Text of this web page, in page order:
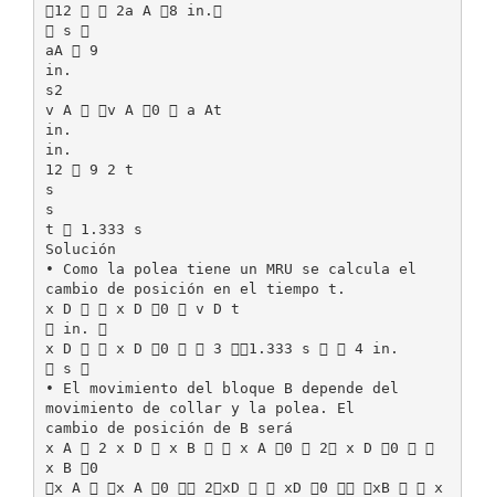
12   2a A 8 in.
 s 
aA  9
in.
s2
v A  v A 0  a At
in.
in.
12  9 2 t
s
s
t  1.333 s
Solución
• Como la polea tiene un MRU se calcula el
cambio de posición en el tiempo t.
x D   x D 0  v D t
 in. 
x D   x D 0   3 1.333 s   4 in.
 s 
• El movimiento del bloque B depende del
movimiento de collar y la polea. El
cambio de posición de B será
x A  2 x D  x B   x A 0  2 x D 0  
x B 0
x A  x A 0  2xD   xD 0  xB   x